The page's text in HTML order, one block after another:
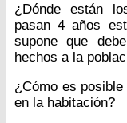
¿Dónde están
pasan 4 años
supone que
hechos a la
¿Cómo es
en la habitación?